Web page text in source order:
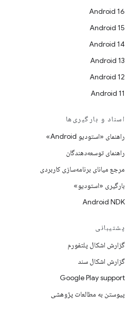
Android 16
Android 15
Android 14
Android 13
Android 12
Android 11
اسناد و بارگیری‌ها
راهنمای «استودیو Android»
راهنمای توسعه‌دهندگان
مرجع میانای برنامه‌سازی کاربردی
بارگیری «استودیو»
Android NDK
پشتیبانی
گزارش اشکال پلتفورم
گزارش اشکال سند
Google Play support
پیوستن به مطالعات پژوهشی